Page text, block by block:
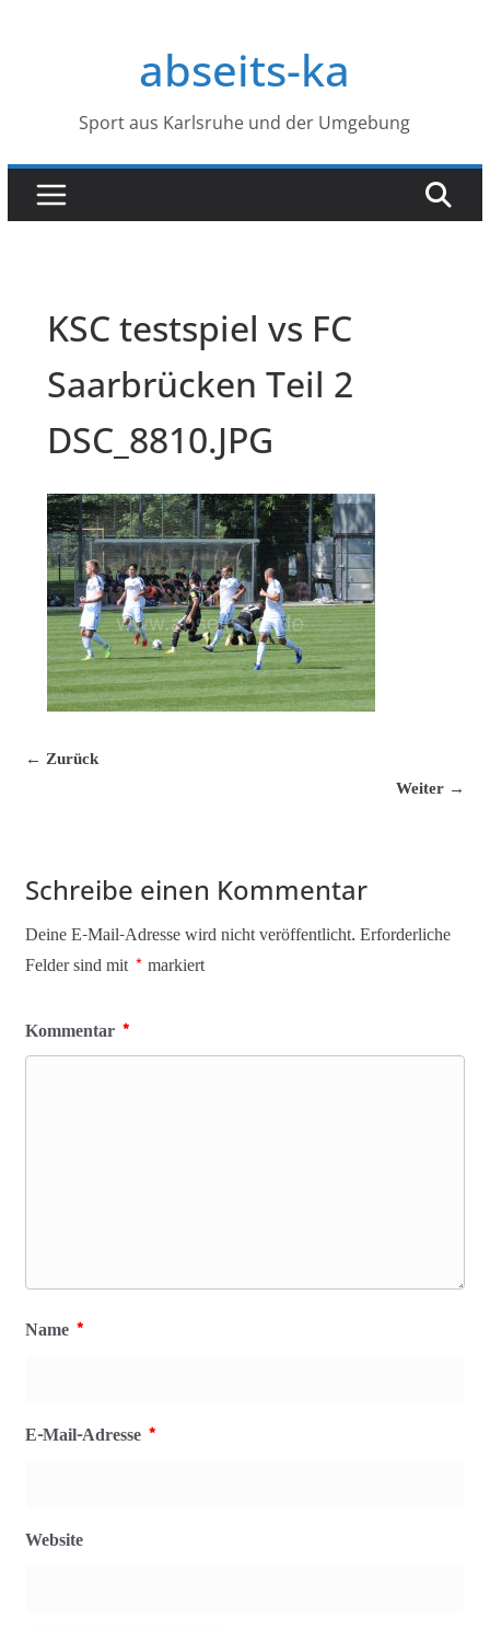
abseits-ka
Sport aus Karlsruhe und der Umgebung
KSC testspiel vs FC
Saarbrücken Teil 2
DSC_8810.JPG
← Zurück
Weiter →
Schreibe einen Kommentar
Deine E-Mail-Adresse wird nicht veröffentlicht.Erforderliche
Felder sind mit *markiert
Kommentar *
Name *
E-Mail-Adresse *
Website